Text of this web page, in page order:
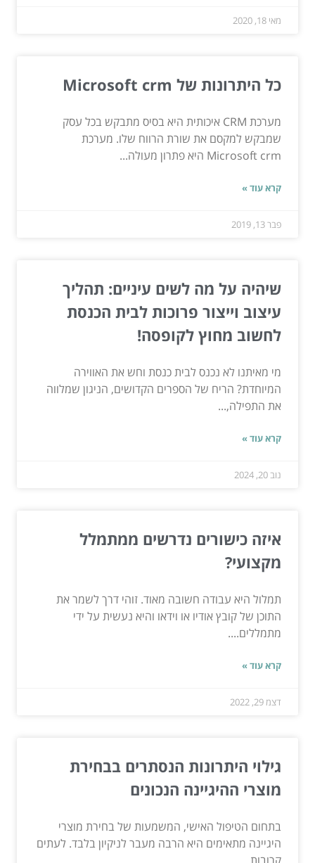
מאי 18, 2020
כל היתרונות של Microsoft crm
מערכת CRM איכותית היא בסיס מתבקש בכל עסק
שמבקש למקסם את שורת הרווח שלו. מערכת
Microsoft crm היא פתרון מעולה...
קרא עוד »
פבר 13, 2019
שיהיה על מה לשים עיניים: תהליך
עיצוב וייצור פרוכות לבית הכנסת
לחשוב מחוץ לקופסה!
מי מאיתנו לא נכנס לבית כנסת וחש את האווירה
המיוחדת? הריח של הספרים הקדושים, הניגון שמלווה
את התפילה,...
קרא עוד »
נוב 20, 2024
איזה כישורים נדרשים ממתמלל
מקצועי?
תמלול היא עבודה חשובה מאוד. זוהי דרך לשמר את
התוכן של קובץ אודיו או וידאו והיא נעשית על ידי
מתמללים....
קרא עוד »
דצמ 29, 2022
גילוי היתרונות הנסתרים בבחירת
מוצרי ההיגיינה הנכונים
בתחום הטיפול האישי, המשמעות של בחירת מוצרי
היגיינה מתאימים היא הרבה מעבר לניקיון בלבד. לעתים